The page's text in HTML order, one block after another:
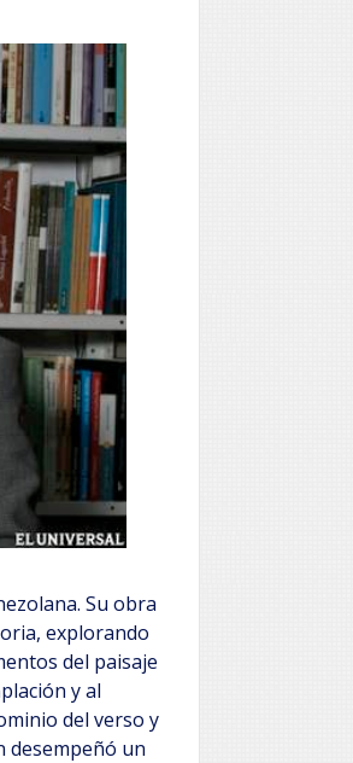
Su obra
explorando
del paisaje
y al
del verso y
desempeñó un